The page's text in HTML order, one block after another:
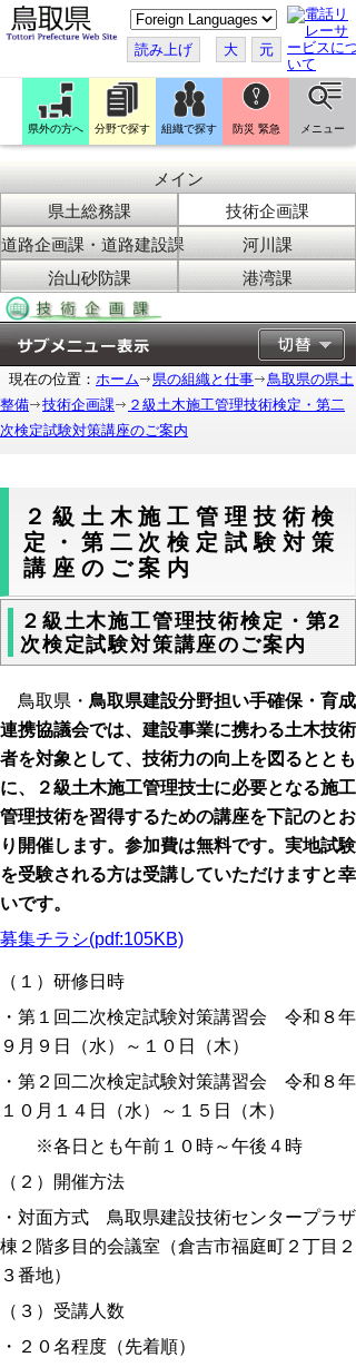
こ
の
ペ
ー
ジ
翻
訳
す
読み上げ 大 元
県外の方へ 分野で探す 組織で探す 防災 緊急 メニュー
メイン
県土総務課
技術企画課
道路企画課・道路建設課
河川課
治山砂防課
港湾課
現在の位置： ホーム 県の組織と仕事
鳥取県の県土
整備
技術企画課
２級土木施工管理技術検定・第二
次検定試験対策講座のご案内
２級土木施工管理技術検
定・第二次検定試験対策
講座のご案内
２級土木施工管理技術検定・第2
次検定試験対策講座のご案内
鳥取県・ 鳥取県建設分野担い手確保・育成
連携協議会では、建設事業に携わる土木技術
者を対象として、技術力の向上を図るととも
に、２級土木施工管理技士に必要となる施工
管理技術を習得するための講座を下記のとお
り開催します。参加費は無料です。実地試験
を受験される方は受講していただけますと幸
いです。
募集チラシ(pdf:105KB)
（１）研修日時
・第１回二次検定試験対策講習会 令和８年
９月９日（水）～１０日（木）
・第２回二次検定試験対策講習会 令和８年
１０月１４日（水）～１５日（木）
※各日とも午前１０時～午後４時
（２）開催方法
・対面方式 鳥取県建設技術センタープラザ
棟２階多目的会議室（倉吉市福庭町２丁目２
３番地）
（３）受講人数
・２０名程度（先着順）